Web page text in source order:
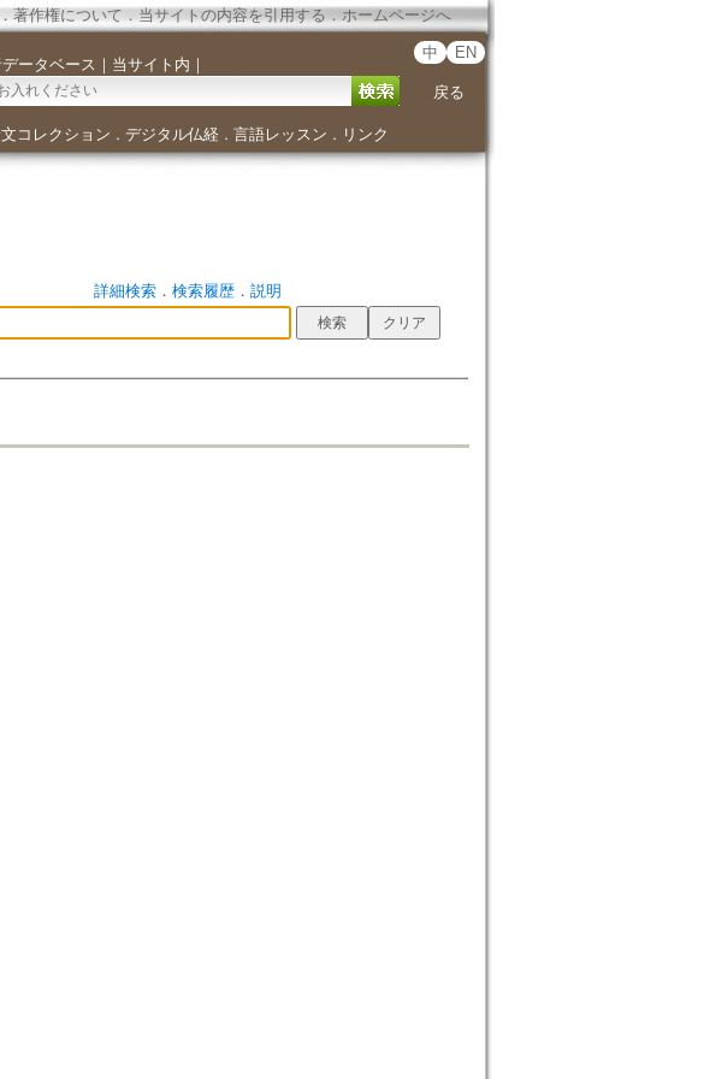
著作権について．当サイトの内容を引用する ． ホームページへ
ータベース ｜ 当サイト内 ｜
中 EN
戻る
コレクション ． デジタル仏経． 言語レッスン ． リンク
詳細検索． 検索履歴． 説明